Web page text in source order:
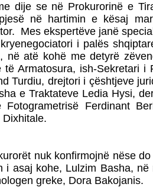
dije se në Prokurorinë e
në hartimin e kësaj
Mes ekspertëve janë
i palës
në atë kohë me detyrë
të Armatosura, ish-Sekretari
Turdiu, drejtori i çështjeve
e Traktateve Ledia Hysi,
Fotogrametrisë Ferdinant
Dixhitale.
nuk konfirmojnë nëse
i asaj kohe, Lulzim Basha,
greke, Dora Bakojanis.